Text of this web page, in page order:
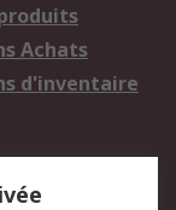
Achats
d'inventaire